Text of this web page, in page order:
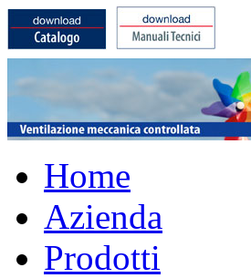
Home
Azienda
Prodotti